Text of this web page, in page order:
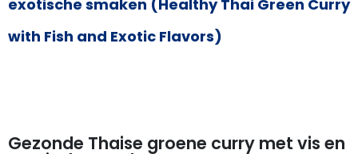
exotische smaken (Healthy Thai Green Curry
with Fish and Exotic Flavors)
Gezonde Thaise groene curry met vis en